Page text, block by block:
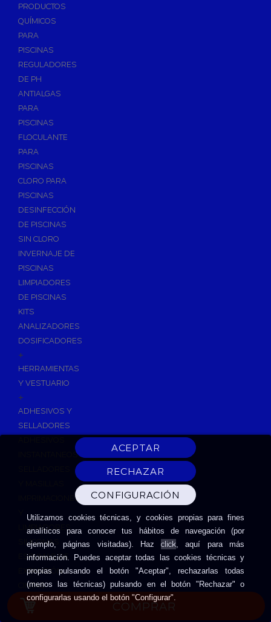
Utilizamos cookies técnicas, y cookies propias para fines
analíticos para conocer tus hábitos de navegación (por
ejemplo, páginas visitadas). Hazclick, aquí para más
información. Puedes aceptar todas las cookies técnicas y
propias pulsando el botón "Aceptar", rechazarlas todas
(menos las técnicas) pulsando en el botón "Rechazar" o
configurarlas usando el botón "Configurar".
PRODUCTOS
QUÍMICOS
PARA
PISCINAS
REGULADORES
DE PH
ANTIALGAS
PARA
PISCINAS
FLOCULANTE
PARA
PISCINAS
CLORO PARA
PISCINAS
DESINFECCIÓN
DE PISCINAS
SIN CLORO
INVERNAJE DE
PISCINAS
LIMPIADORES
DE PISCINAS
KITS
ANALIZADORES
DOSIFICADORES
+
HERRAMIENTAS
Y VESTUARIO
+
ADHESIVOS Y
SELLADORES
INSTANTANEOS
IMPRIMACIONES
LIMPIADORES
SILICONAS
ESPUMAS DE
EXPANSIÓN
CINTAS
ADHESIVAS
HERRAMIENTAS
COMPRAR